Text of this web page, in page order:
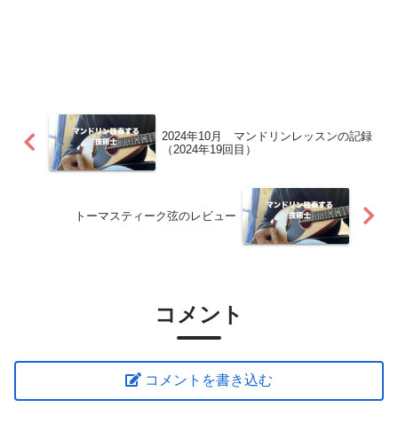
2024年10月 マンドリンレッスンの記録
（2024年19回目）
トーマスティーク弦のレビュー
コメント
コメントを書き込む